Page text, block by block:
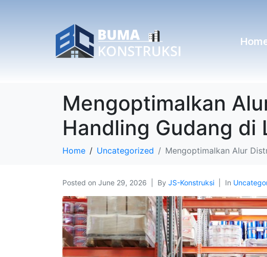
Mengoptimalkan
Handling Gudang di
Home Uncategorized Mengoptimalkan Alur
Posted on June 29, 2026 By JS-Konstruksi In